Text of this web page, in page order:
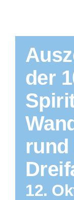
der
rund
12.